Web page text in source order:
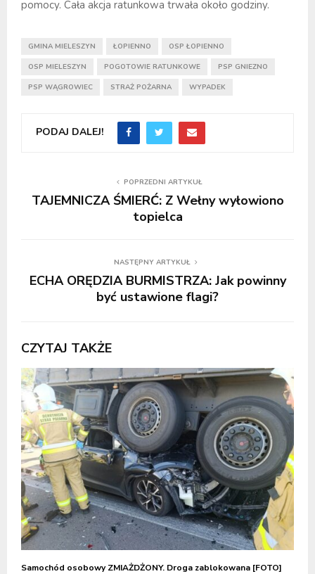
pomocy. Cała akcja ratunkowa trwała około godziny.
GMINA MIELESZYN ŁOPIENNO OSP ŁOPIENNO
OSP MIELESZYN POGOTOWIE RATUNKOWE PSP GNIEZNO
PSP WĄGROWIEC STRAŻ POŻARNA WYPADEK
PODAJ DALEJ!
POPRZEDNI ARTYKUŁ
TAJEMNICZA ŚMIERĆ: Z Wełny wyłowiono
topielca
NASTĘPNY ARTYKUŁ
ECHA ORĘDZIA BURMISTRZA: Jak powinny
być ustawione flagi?
CZYTAJ TAKŻE
Samochód osobowy ZMIAŻDŻONY. Droga zablokowana [FOTO]